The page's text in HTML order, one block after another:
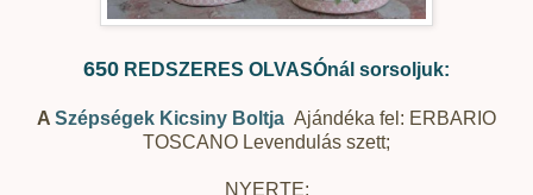
650 REDSZERES OLVASÓnál sorsoljuk:
A Szépségek Kicsiny Boltja Ajándéka fel: ERBARIO
TOSCANO Levendulás szett;
NYERTE: